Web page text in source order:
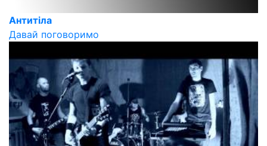
Антитіла
Давай поговоримо